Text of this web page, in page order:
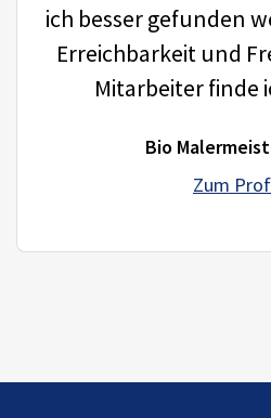
ich besser gefunden
Erreichbarkeit und
Mitarbeiter finde
Bio
Zum